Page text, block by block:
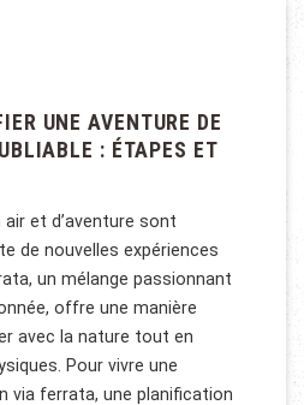
UNE AVENTURE DE
: ÉTAPES ET
et d’aventure sont
de nouvelles expériences
un mélange passionnant
offre une manière
avec la nature tout en
Pour vivre une
via ferrata, une planification